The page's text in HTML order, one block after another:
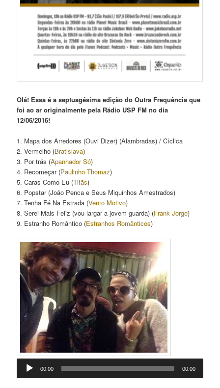
Olá! Essa é a septuagésima edição do Outra Frequência que
foi ao ar originalmente pela Rádio USP FM no dia
12/06/2016!
1. Mapa dos Arredores (Ouvi Dizer) (Alambradas) / Cíclica
2. Vermelho (Bratislava)
3. Por trás (Apanhador Só)
4. Recomeçar (Paulinho Thomaz)
5. Caras Como Eu (Titãs)
6. Popstar (João Penca e Seus Miquinhos Amestrados)
7. Tenha Fé Na Estrada (Vento Motivo)
8. Serei Mais Feliz (vou largar a jovem guarda) (Frank Jorge)
9. Estranho Romântico (Estranhos Românticos)
Tocador
00:00 00:00